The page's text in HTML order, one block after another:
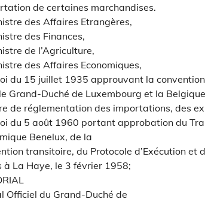
de certaines marchandises.
des Affaires Etrangères,
des Finances,
de l’Agriculture,
des Affaires Economiques,
du 15 juillet 1935 approuvant la
Grand-Duché de Luxembourg et la
de réglementation des importations, des
du 5 août 1960 portant approbation du
Benelux, de la
transitoire, du Protocole d’Exécution et
à La Haye, le 3 février 1958;
Officiel du Grand-Duché de